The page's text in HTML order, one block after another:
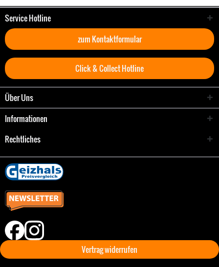
Service Hotline
zum Kontaktformular
Click & Collect Hotline
Über Uns
Informationen
Rechtliches
Vertrag widerrufen